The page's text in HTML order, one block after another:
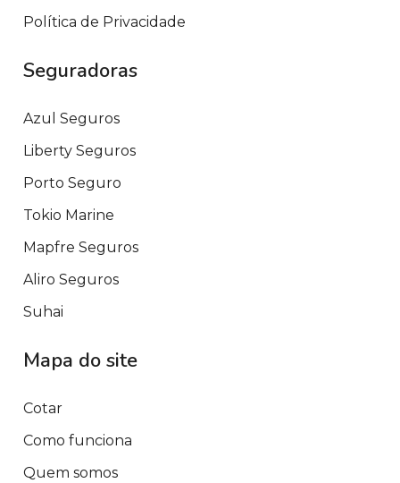
Mapa do site
Cotar
Como funciona
Quem somos
Seguradoras
Azul Seguros
Liberty Seguros
Porto Seguro
Tokio Marine
Mapfre Seguros
Aliro Seguros
Suhai
Política de Privacidade